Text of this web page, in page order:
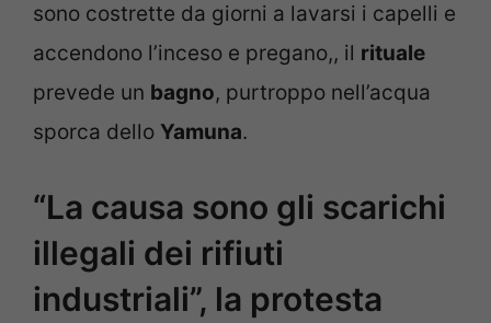
sono costrette da giorni a lavarsi i capelli e
accendono l’inceso e pregano,, il rituale
prevede un bagno, purtroppo nell’acqua
sporca dello Yamuna.
“La causa sono gli scarichi
illegali dei rifiuti
industriali”, la protesta